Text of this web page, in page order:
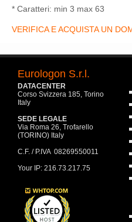
* Caratteri: min 3 max 63
VERIFICA E ACQUISTA UN
Eurologon S.r.l.
DATACENTER
Corso Svizzera 185, Torino
Italy
SEDE LEGALE
Via Roma 26, Trofarello
(TORINO) Italy
C.F. / P.IVA 08269550011
Your IP: 216.73.217.75